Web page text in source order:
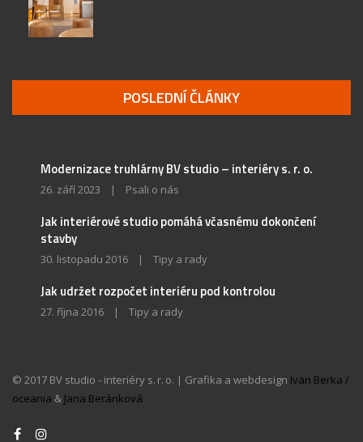
POSLEDNÍ ČLÁNKY
Modernizace truhlárny BV studio – interiéry s. r. o.
26. září 2023 | Psali o nás
Jak interiérové studio pomáhá včasnému dokončení
stavby
30. listopadu 2016 | Tipy a rady
Jak udržet rozpočet interiéru pod kontrolou
27. října 2016 | Tipy a rady
© 2017 BV studio - interiéry s. r. o. | Grafika a webdesign Ivan Berka /
oceania & Jana Beránková